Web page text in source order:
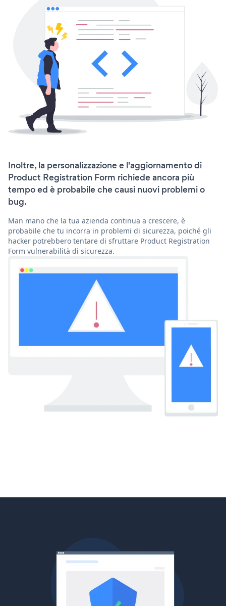
Inoltre, la personalizzazione e l'aggiornamento di
Product Registration Form richiede ancora più
tempo ed è probabile che causi nuovi problemi o
bug.
Man mano che la tua azienda continua a crescere, è
probabile che tu incorra in problemi di sicurezza, poiché gli
hacker potrebbero tentare di sfruttare Product Registration
Form vulnerabilità di sicurezza.